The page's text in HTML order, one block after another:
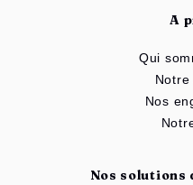
A
Qui
Nos
Nos solutions